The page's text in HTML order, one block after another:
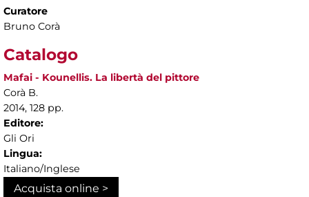
Curatore
Bruno Corà
Catalogo
Mafai - Kounellis. La libertà del pittore
Corà B.
2014, 128 pp.
Editore:
Gli Ori
Lingua:
Italiano/Inglese
Acquista online >